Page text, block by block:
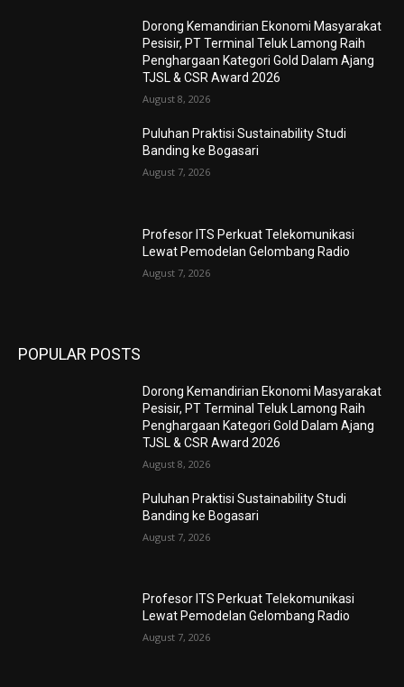
Dorong Kemandirian Ekonomi Masyarakat
Pesisir, PT Terminal Teluk Lamong Raih
Penghargaan Kategori Gold Dalam Ajang
TJSL & CSR Award 2026
August 8, 2026
Puluhan Praktisi Sustainability Studi
Banding ke Bogasari
August 7, 2026
Profesor ITS Perkuat Telekomunikasi
Lewat Pemodelan Gelombang Radio
August 7, 2026
POPULAR POSTS
Dorong Kemandirian Ekonomi Masyarakat
Pesisir, PT Terminal Teluk Lamong Raih
Penghargaan Kategori Gold Dalam Ajang
TJSL & CSR Award 2026
August 8, 2026
Puluhan Praktisi Sustainability Studi
Banding ke Bogasari
August 7, 2026
Profesor ITS Perkuat Telekomunikasi
Lewat Pemodelan Gelombang Radio
August 7, 2026